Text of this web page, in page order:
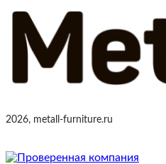
2026, metall-furniture.ru